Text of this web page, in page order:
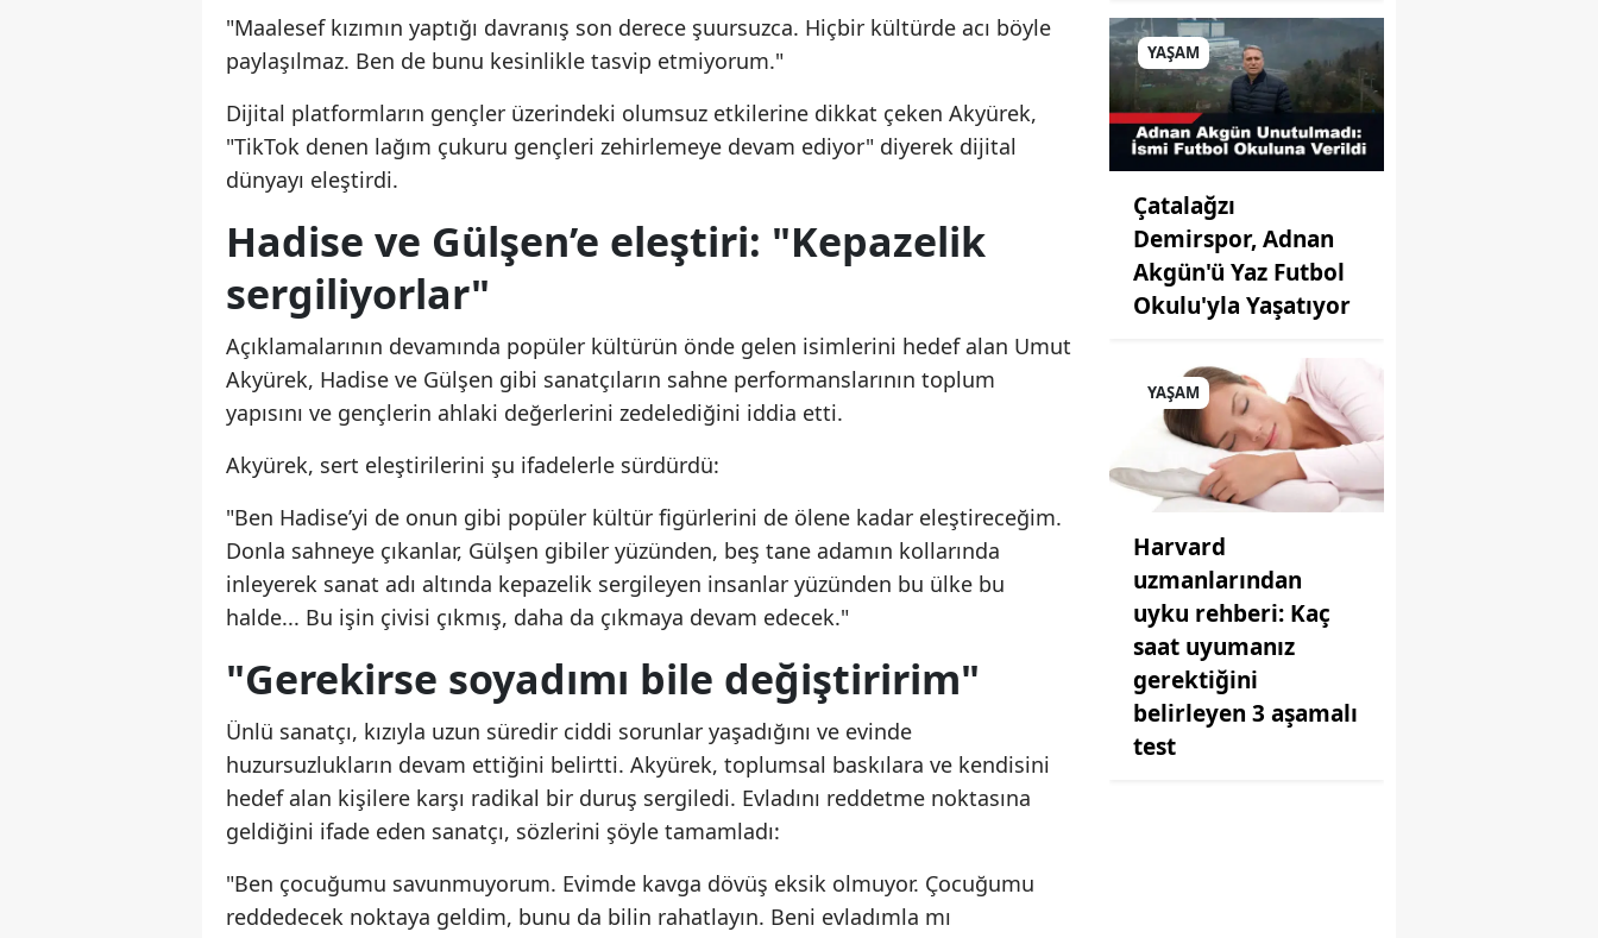
"Maalesef kızımın yaptığı davranış son derece şuursuzca. Hiçbir kültürde acı böyle
paylaşılmaz. Ben de bunu kesinlikle tasvip etmiyorum."
Dijital platformların gençler üzerindeki olumsuz etkilerine dikkat çeken Akyürek,
"TikTok denen lağım çukuru gençleri zehirlemeye devam ediyor" diyerek dijital
dünyayı eleştirdi.
Hadise ve Gülşen’e eleştiri: "Kepazelik
sergiliyorlar"
Açıklamalarının devamında popüler kültürün önde gelen isimlerini hedef alan Umut
Akyürek, Hadise ve Gülşen gibi sanatçıların sahne performanslarının toplum
yapısını ve gençlerin ahlaki değerlerini zedelediğini iddia etti.
Akyürek, sert eleştirilerini şu ifadelerle sürdürdü:
"Ben Hadise’yi de onun gibi popüler kültür figürlerini de ölene kadar eleştireceğim.
Donla sahneye çıkanlar, Gülşen gibiler yüzünden, beş tane adamın kollarında
inleyerek sanat adı altında kepazelik sergileyen insanlar yüzünden bu ülke bu
halde... Bu işin çivisi çıkmış, daha da çıkmaya devam edecek."
"Gerekirse soyadımı bile değiştiririm"
Ünlü sanatçı, kızıyla uzun süredir ciddi sorunlar yaşadığını ve evinde
huzursuzlukların devam ettiğini belirtti. Akyürek, toplumsal baskılara ve kendisini
hedef alan kişilere karşı radikal bir duruş sergiledi. Evladını reddetme noktasına
geldiğini ifade eden sanatçı, sözlerini şöyle tamamladı:
"Ben çocuğumu savunmuyorum. Evimde kavga dövüş eksik olmuyor. Çocuğumu
reddedecek noktaya geldim, bunu da bilin rahatlayın. Beni evladımla mı
YAŞAM
Çatalağzı
Demirspor, Adnan
Akgün'ü Yaz Futbol
Okulu'yla Yaşatıyor
YAŞAM
Harvard
uzmanlarından
uyku rehberi: Kaç
saat uyumanız
gerektiğini
belirleyen 3 aşamalı
test